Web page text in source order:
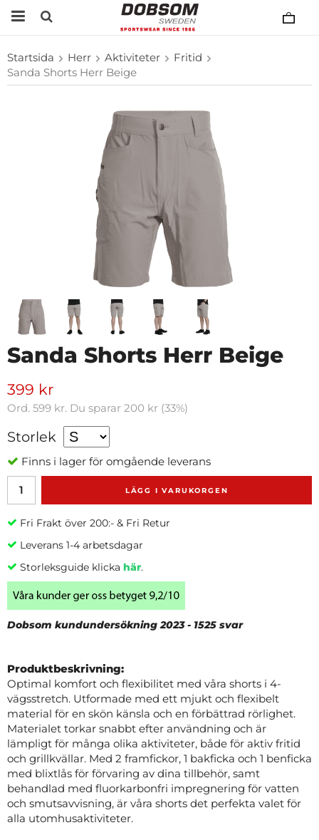
Startsida Herr Aktiviteter
Fritid
Sanda Shorts Herr Beige
Sanda Shorts Herr Beige
399 kr
Ord. 599 kr. Du sparar 200 kr (33%)
Storlek
Finns i lager för omgående leverans
LÄGG I VARUKORGEN
Fri Frakt över 200:- & Fri Retur
Leverans 1-4 arbetsdagar
Storleksguide klicka här.
Dobsom kundundersökning 2023 - 1525 svar
Produktbeskrivning:
Optimal komfort och flexibilitet med våra shorts i 4-
vägsstretch. Utformade med ett mjukt och flexibelt
material för en skön känsla och en förbättrad rörlighet.
Materialet torkar snabbt efter användning och är
lämpligt för många olika aktiviteter, både för aktiv fritid
och grillkvällar. Med 2 framfickor, 1 bakficka och 1 benficka
med blixtlås för förvaring av dina tillbehör, samt
behandlad med fluorkarbonfri impregnering för vatten
och smutsavvisning, är våra shorts det perfekta valet för
alla utomhusaktiviteter.